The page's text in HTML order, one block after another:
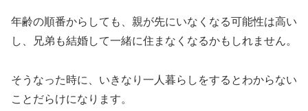
年齢の順番からしても、親が先にいなくなる可能性は高い
し、兄弟も結婚して一緒に住まなくなるかもしれません。
そうなった時に、いきなり一人暮らしをするとわからない
ことだらけになります。